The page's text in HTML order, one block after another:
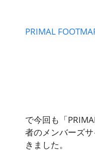
PRIMAL
で今回も「
者のメンバーズ
きました。